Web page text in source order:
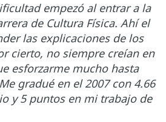
empezó al entrar a la
de Cultura Física. Ahí el
las explicaciones de los
cierto, no siempre creían en
esforzarme mucho hasta
gradué en el 2007 con 4.66
y 5 puntos en mi trabajo de